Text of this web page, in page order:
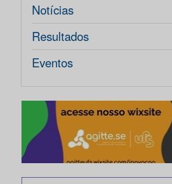
Notícias
Resultados
Eventos